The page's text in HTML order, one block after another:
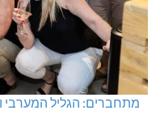
מתחברים: הגליל המערבי